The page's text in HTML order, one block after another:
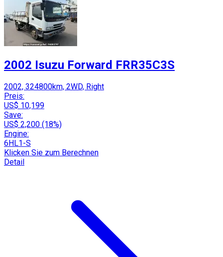
2002 Isuzu Forward FRR35C3S
2002, 324800km, 2WD, Right
Preis:
US$ 10,199
Save:
US$ 2,200 (18%)
Engine:
6HL1-S
Klicken Sie zum Berechnen
Detail